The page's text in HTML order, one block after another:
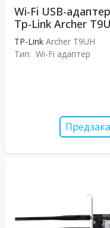
Wi-Fi USB-адаптер
Tp-Link Archer
TP-Link Archer T9UH
Тип: Wi-Fi адаптер